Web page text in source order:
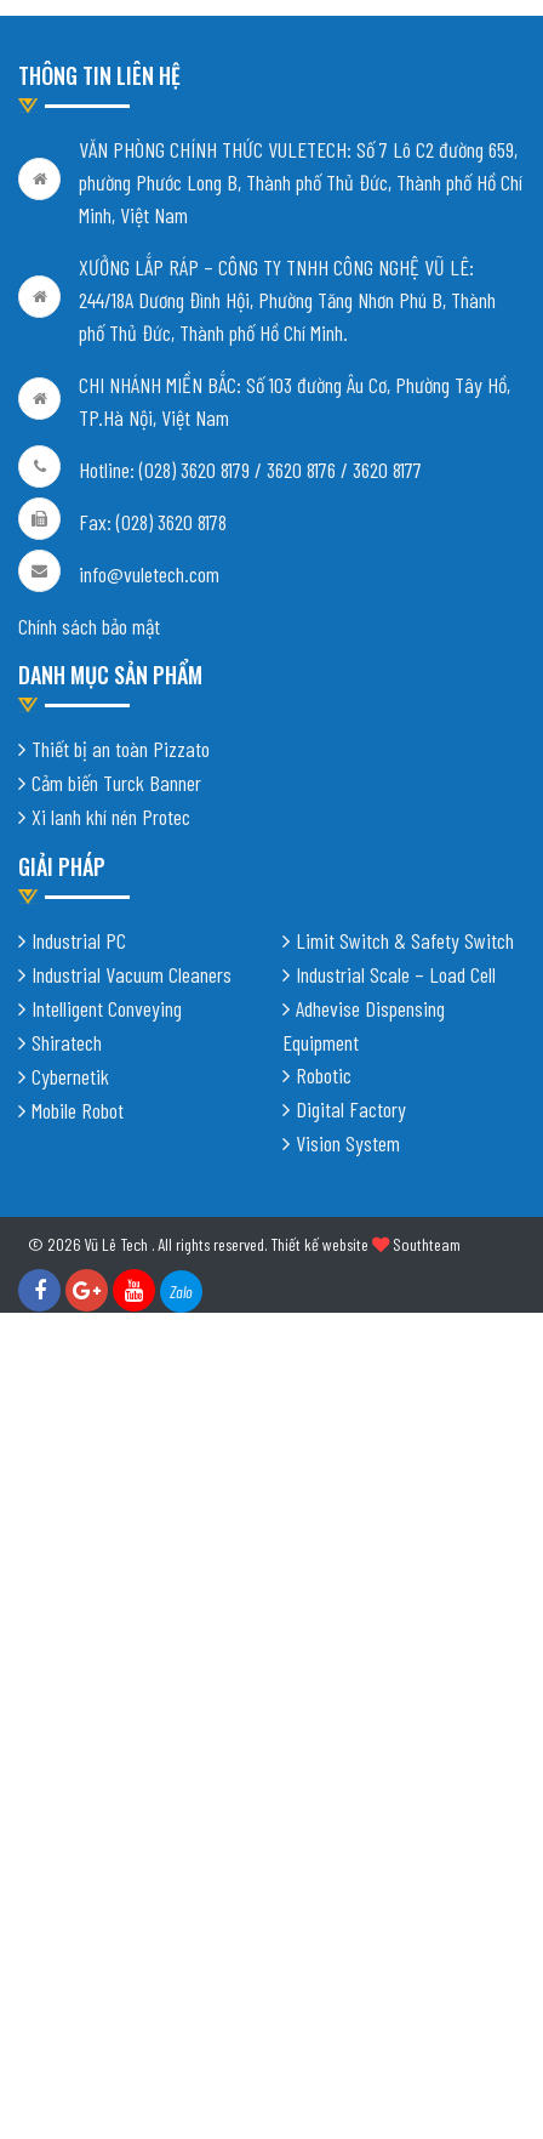
THÔNG TIN LIÊN HỆ
VĂN PHÒNG CHÍNH THỨC VULETECH: Số 7 Lô C2 đường 659,
phường Phước Long B, Thành phố Thủ Đức, Thành phố Hồ Chí
Minh, Việt Nam
XƯỞNG LẮP RÁP – CÔNG TY TNHH CÔNG NGHỆ VŨ LÊ:
244/18A Dương Đình Hội, Phường Tăng Nhơn Phú B, Thành
phố Thủ Đức, Thành phố Hồ Chí Minh.
CHI NHÁNH MIỀN BẮC: Số 103 đường Âu Cơ, Phường Tây Hồ,
TP.Hà Nội, Việt Nam
Hotline: (028) 3620 8179 / 3620 8176 / 3620 8177
Fax: (028) 3620 8178
info@vuletech.com
Chính sách bảo mật
DANH MỤC SẢN PHẨM
Thiết bị an toàn Pizzato
Cảm biến Turck Banner
Xi lanh khí nén Protec
GIẢI PHÁP
Industrial PC
Industrial Vacuum Cleaners
Intelligent Conveying
Shiratech
Cybernetik
Mobile Robot
Limit Switch & Safety Switch
Industrial Scale – Load Cell
Adhevise Dispensing
Equipment
Robotic
Digital Factory
Vision System
© 2026 Vũ Lê Tech . All rights reserved. Thiết kế website Southteam
Zalo